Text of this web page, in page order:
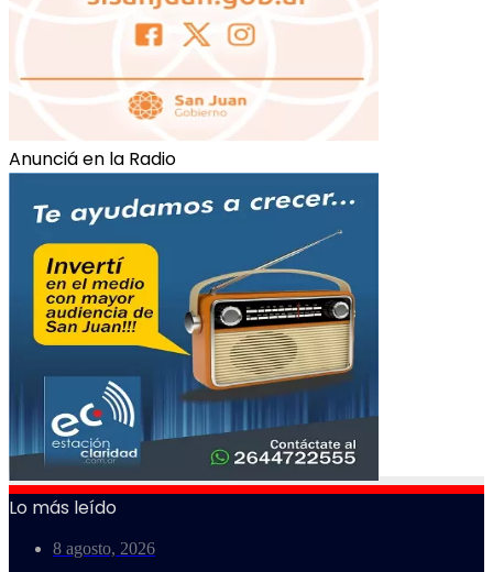
Anunciá en la Radio
Lo más leído
8 agosto, 2026